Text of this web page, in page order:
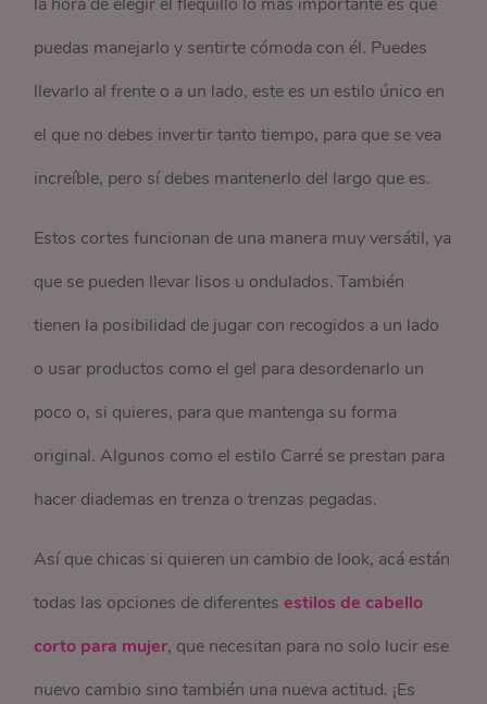
puedas manejarlo y sentirte cómoda con él. Puedes
llevarlo al frente o a un lado, este es un estilo único en
el que no debes invertir tanto tiempo, para que se vea
increíble, pero sí debes mantenerlo del largo que es.
Estos cortes funcionan de una manera muy versátil, ya
que se pueden llevar lisos u ondulados. También
tienen la posibilidad de jugar con recogidos a un lado
o usar productos como el gel para desordenarlo un
poco o, si quieres, para que mantenga su forma
original. Algunos como el estilo Carré se prestan para
hacer diademas en trenza o trenzas pegadas.
Así que chicas si quieren un cambio de look, acá están
todas las opciones de diferentesestilos de cabello
corto para mujer, que necesitan para no solo lucir ese
nuevo cambio sino también una nueva actitud. ¡Es